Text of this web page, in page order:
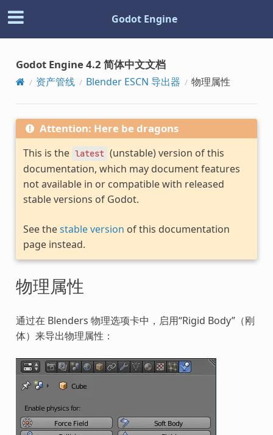
Godot Engine
Godot Engine 4.2 简体中文文档
资产管线 Blender ESCN 导出器 物理属性
Attention: Here be dragons
This is the latest (unstable) version of this
documentation, which may document features
not available in or compatible with released
stable versions of Godot.
See thestable version of this documentation
page instead.
物理属性
通过在 Blenders 物理选项卡中，启用“Rigid Body”（刚
体）来导出物理属性：